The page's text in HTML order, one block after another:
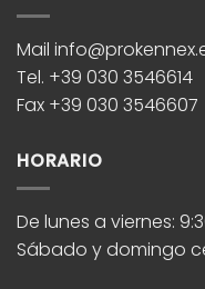
Mail
Tel. +39 030 3546614
Fax +39 030 3546607
HORARIO
De lunes a viernes:
Sábado y domingo